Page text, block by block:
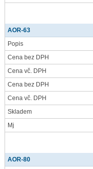
AOR-63
Popis
Cena bez DPH
Cena vč. DPH
Cena bez DPH
Cena vč. DPH
Skladem
Mj
AOR-80